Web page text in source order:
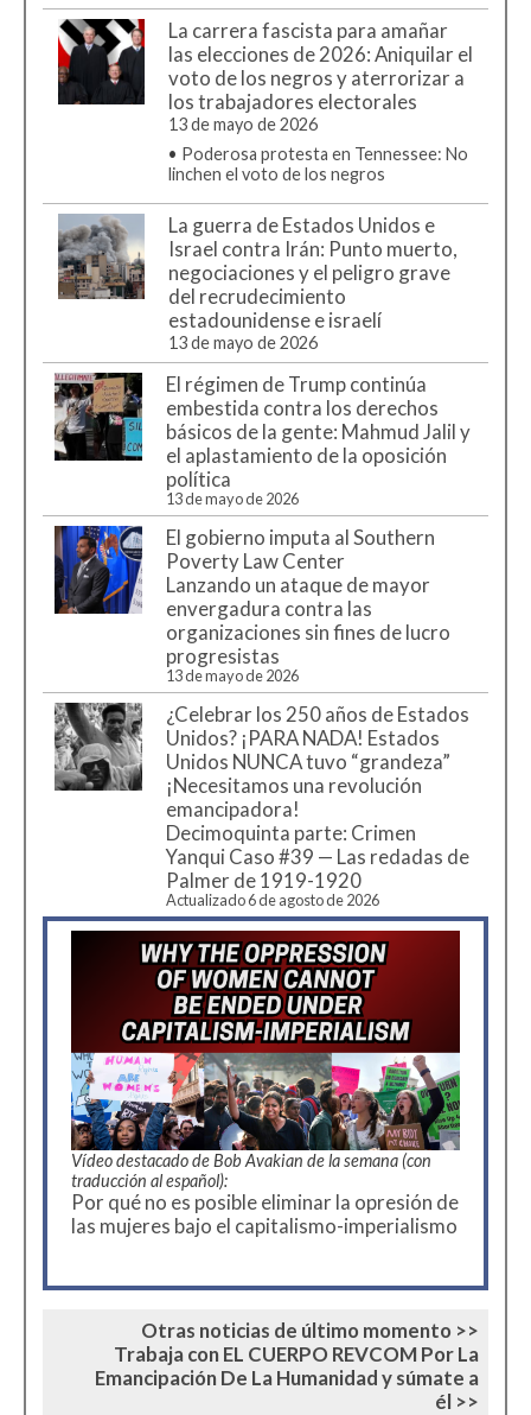
La carrera fascista para amañar
las elecciones de 2026: Aniquilar el
voto de los negros y aterrorizar a
los trabajadores electorales
13 de mayo de 2026
• Poderosa protesta en Tennessee: No
linchen el voto de los negros
La guerra de Estados Unidos e
Israel contra Irán: Punto muerto,
negociaciones y el peligro grave
del recrudecimiento
estadounidense e israelí
13 de mayo de 2026
El régimen de Trump continúa
embestida contra los derechos
básicos de la gente: Mahmud Jalil y
el aplastamiento de la oposición
política
13 de mayo de 2026
El gobierno imputa al Southern
Poverty Law Center
Lanzando un ataque de mayor
envergadura contra las
organizaciones sin fines de lucro
progresistas
13 de mayo de 2026
¿Celebrar los 250 años de Estados
Unidos? ¡PARA NADA! Estados
Unidos NUNCA tuvo “grandeza”
¡Necesitamos una revolución
emancipadora!
Decimoquinta parte: Crimen
Yanqui Caso #39 — Las redadas de
Palmer de 1919-1920
Actualizado 6 de agosto de 2026
Vídeo destacado de Bob Avakian de la semana (con
traducción al español):
Por qué no es posible eliminar la opresión de
las mujeres bajo el capitalismo-imperialismo
Otras noticias de último momento >>
Trabaja con EL CUERPO REVCOM Por La
Emancipación De La Humanidad y súmate a
él >>